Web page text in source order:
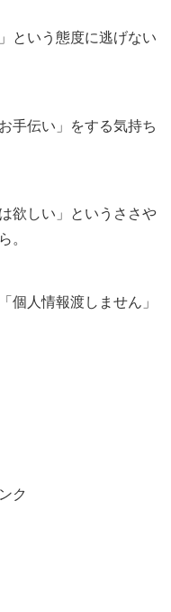
という態度に逃げない
手伝い」をする気持ち
欲しい」というささや
。
個人情報渡しません」
ク